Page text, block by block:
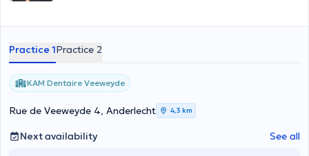
Practice 1Practice 2
KAM Dentaire Veeweyde
Rue de Veeweyde 4, Anderlecht 4,3 km
Next availability See all